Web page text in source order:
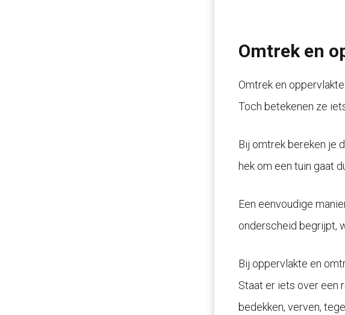
Omtrek en
Omtrek en
Toch betekenen ze
Bij omtrek bereken je
hek om een tuin gaat
Een eenvoudige
onderscheid begrijpt,
Bij oppervlakte en
Staat er iets over een
bedekken, verven,